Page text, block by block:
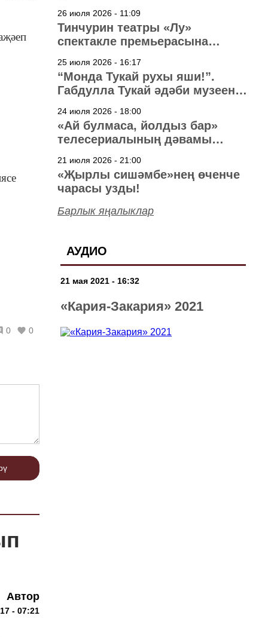
0 0
Автор
- 07:21
26 июля 2026 - 11:09
Тинчурин театры «Лу»
спектакле премьерасына
25 июля 2026 - 16:17
“Монда Тукай рухы яши!”.
Габдулла Тукай әдәби музеена
24 июля 2026 - 18:00
«Ай булмаса, йолдыз бар»
телесериалының дәвамы
21 июля 2026 - 21:00
«Җырлы сишәмбе»нең өченче
чарасы узды!
Барлык яңалыклар
АУДИО
21 мая 2021 - 16:32
«Кария-Закария» 2021